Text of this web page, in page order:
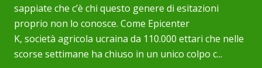
sappiate che c’è chi questo genere di esitazioni
proprio non lo conosce. Come Epicenter
K, società agricola ucraina da 110.000 ettari che nelle
scorse settimane ha chiuso in un unico colpo c...